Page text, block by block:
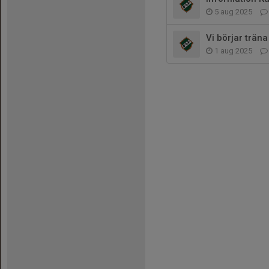
5 aug 2025
Vi börjar
1 aug 2025